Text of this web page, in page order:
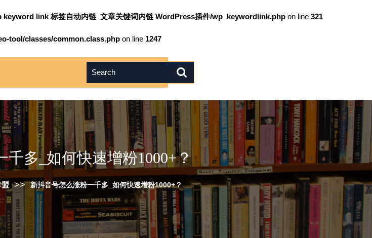
link 标签自动内链_文章关键词内链 WordPress插件/wp_keywordlink.php on line 321
tool/classes/common.class.php on line 1247
千多_如何快速增粉1000+？
>> 新抖音号怎么涨粉一千多_如何快速增粉1000+？